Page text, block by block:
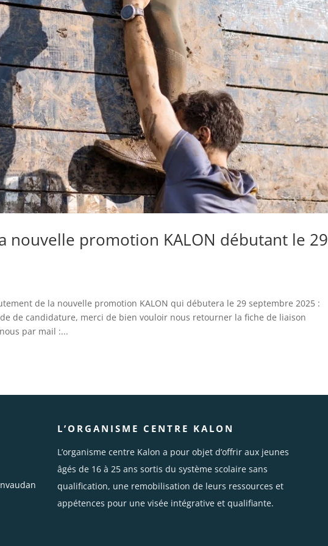
nouvelle promotion KALON débutant le 29
de la nouvelle promotion KALON qui débutera le 29 septembre 2025 :
de candidature, merci de bien vouloir nous retourner la fiche de liaison
par mail :...
L’ORGANISME CENTRE KALON
L’organisme centre Kalon a pour objet d’offrir aux jeunes
âgés de 16 à 25 ans sortis du système scolaire sans
qualification, une remobilisation de leurs ressources et
appétences pour une visée intégrative et qualifiante.